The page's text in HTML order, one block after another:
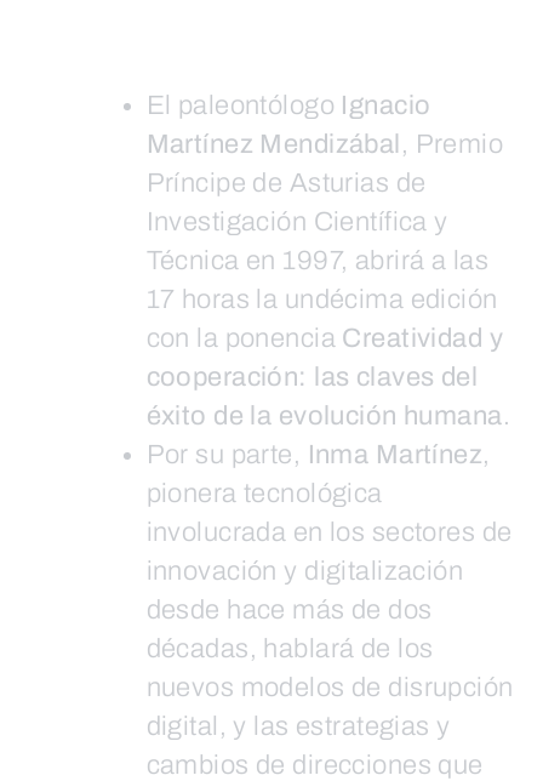
El paleontólogo Ignacio
Martínez Mendizábal , Premio
Príncipe de Asturias de
Investigación Científica y
Técnica en 1997, abrirá a las
17 horas la undécima edición
con la ponencia Creatividad y
cooperación: las claves del
éxito de la evolución humana.
Por su parte, Inma Martínez,
pionera tecnológica
involucrada en los sectores de
innovación y digitalización
desde hace más de dos
décadas, hablará de los
nuevos modelos de disrupción
digital, y las estrategias y
cambios de direcciones que